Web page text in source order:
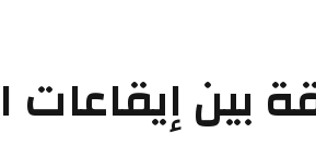
إيقاعات